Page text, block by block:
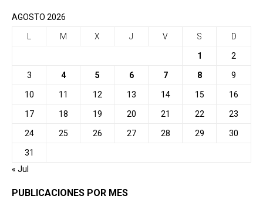
AGOSTO 2026
M X J V S D
1 2
3 4 5 6 7 8 9
10 11 12 13 14 15 16
17 18 19 20 21 22 23
24 25 26 27 28 29 30
31
« Jul
PUBLICACIONES POR MES